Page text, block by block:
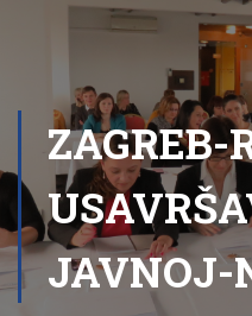
ZAGREB-
JAVNOJ-